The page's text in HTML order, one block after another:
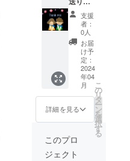
サービスを
滋賀から全
国へ届けて
いきます。
す。支援
者：
0人
お届
け予
定：
2024
年04
月
詳細を見る
こ
の
リ
タ
ー
ン
を
選
択
す
る
このプロ
ジェクト